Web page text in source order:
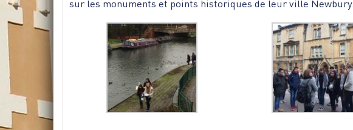
sur les monuments et points historiques de leur ville Newbury.